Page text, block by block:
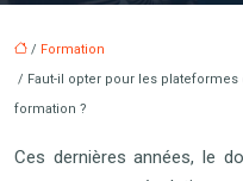
/ Formation
/ Faut-il opter pour les plateformes
formation ?
Ces dernières années, le